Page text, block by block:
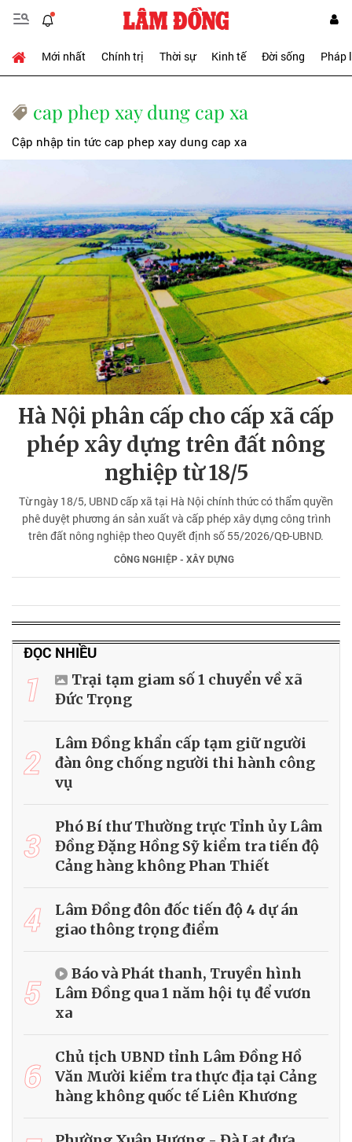
Mới nhất Chính trị Thời sự Kinh tế Đời sống Pháp
cap phep xay dung cap xa
Cập nhập tin tức cap phep xay dung cap xa
Hà Nội phân cấp cho cấp xã cấp
phép xây dựng trên đất nông
nghiệp từ 18/5
Từ ngày 18/5, UBND cấp xã tại Hà Nội chính thức có thẩm quyền
phê duyệt phương án sản xuất và cấp phép xây dựng công trình
trên đất nông nghiệp theo Quyết định số 55/2026/QĐ-UBND.
CÔNG NGHIỆP - XÂY DỰNG
ĐỌC NHIỀU
1
Trại tạm giam số 1 chuyển về xã
Đức Trọng
2
Lâm Đồng khẩn cấp tạm giữ người
đàn ông chống người thi hành công
vụ
3
Phó Bí thư Thường trực Tỉnh ủy Lâm
Đồng Đặng Hồng Sỹ kiểm tra tiến độ
Cảng hàng không Phan Thiết
4
Lâm Đồng đôn đốc tiến độ 4 dự án
giao thông trọng điểm
5
Báo và Phát thanh, Truyền hình
Lâm Đồng qua 1 năm hội tụ để vươn
xa
6
Chủ tịch UBND tỉnh Lâm Đồng Hồ
Văn Mười kiểm tra thực địa tại Cảng
hàng không quốc tế Liên Khương